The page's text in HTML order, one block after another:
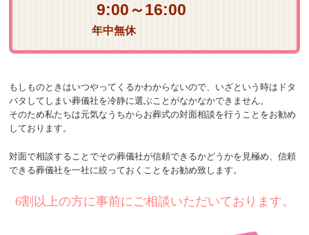
9:00～16:00
年中無休
もしものときはいつやってくるかわからないので、いざという時はドタ
バタしてしまい葬儀社を冷静に選ぶことがなかなかできません。
そのため私たちは元気なうちからお葬式の対面相談を行うことをお勧め
しております。
対面で相談することでその葬儀社が信頼できるかどうかを見極め、信頼
できる葬儀社を一社に絞っておくことをお勧め致します。
6割以上の方に事前にご相談いただいております。